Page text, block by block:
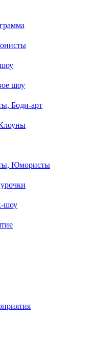
шоу
Боди-арт
Юмористы
шоу